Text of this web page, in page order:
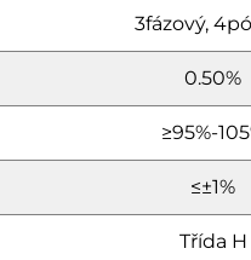
3fázový,
0.50%
≥95%-
≤±1%
Třída H